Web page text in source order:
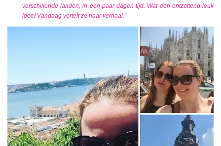
verschillende landen, in een paar dagen tijd. Wat een ontzettend leuk
idee! Vandaag vertelt ze haar verhaal.”